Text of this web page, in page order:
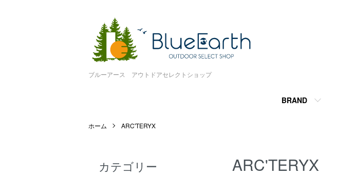
ブルーアース アウトドアセレクトショップ
BRAND
ホーム ARC'TERYX
ARC'TERYX
カテゴリー